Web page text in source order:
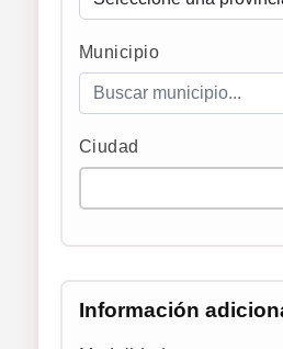
Municipio
Buscar municipio...
Ciudad
Información